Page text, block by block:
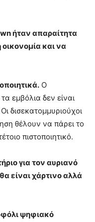
ήταν απαραίτητα
και να
Ο
εμβόλια δεν είναι
δισεκατομμυριούχοι
θέλουν να πάρει το
πιστοποιητικό.
για τον αυριανό
είναι χάρτινο αλλά
ψηφιακό